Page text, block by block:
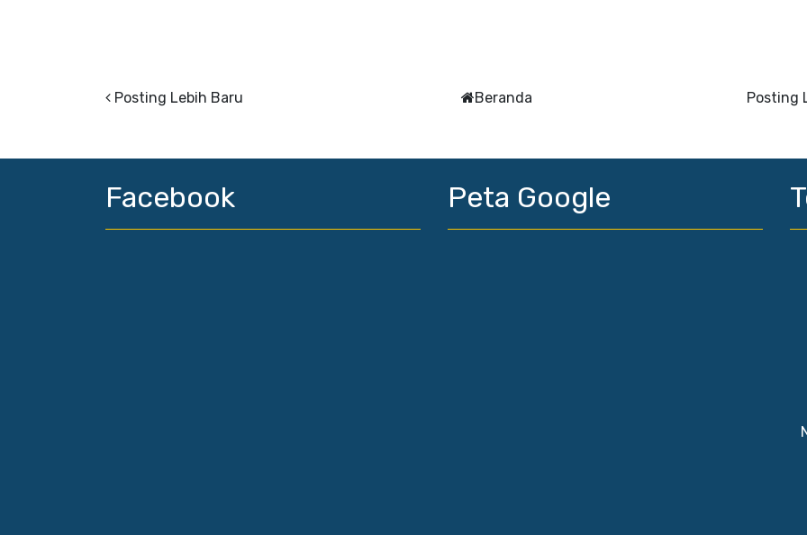
Posting Lebih Baru Posting
Beranda
Facebook Peta Google